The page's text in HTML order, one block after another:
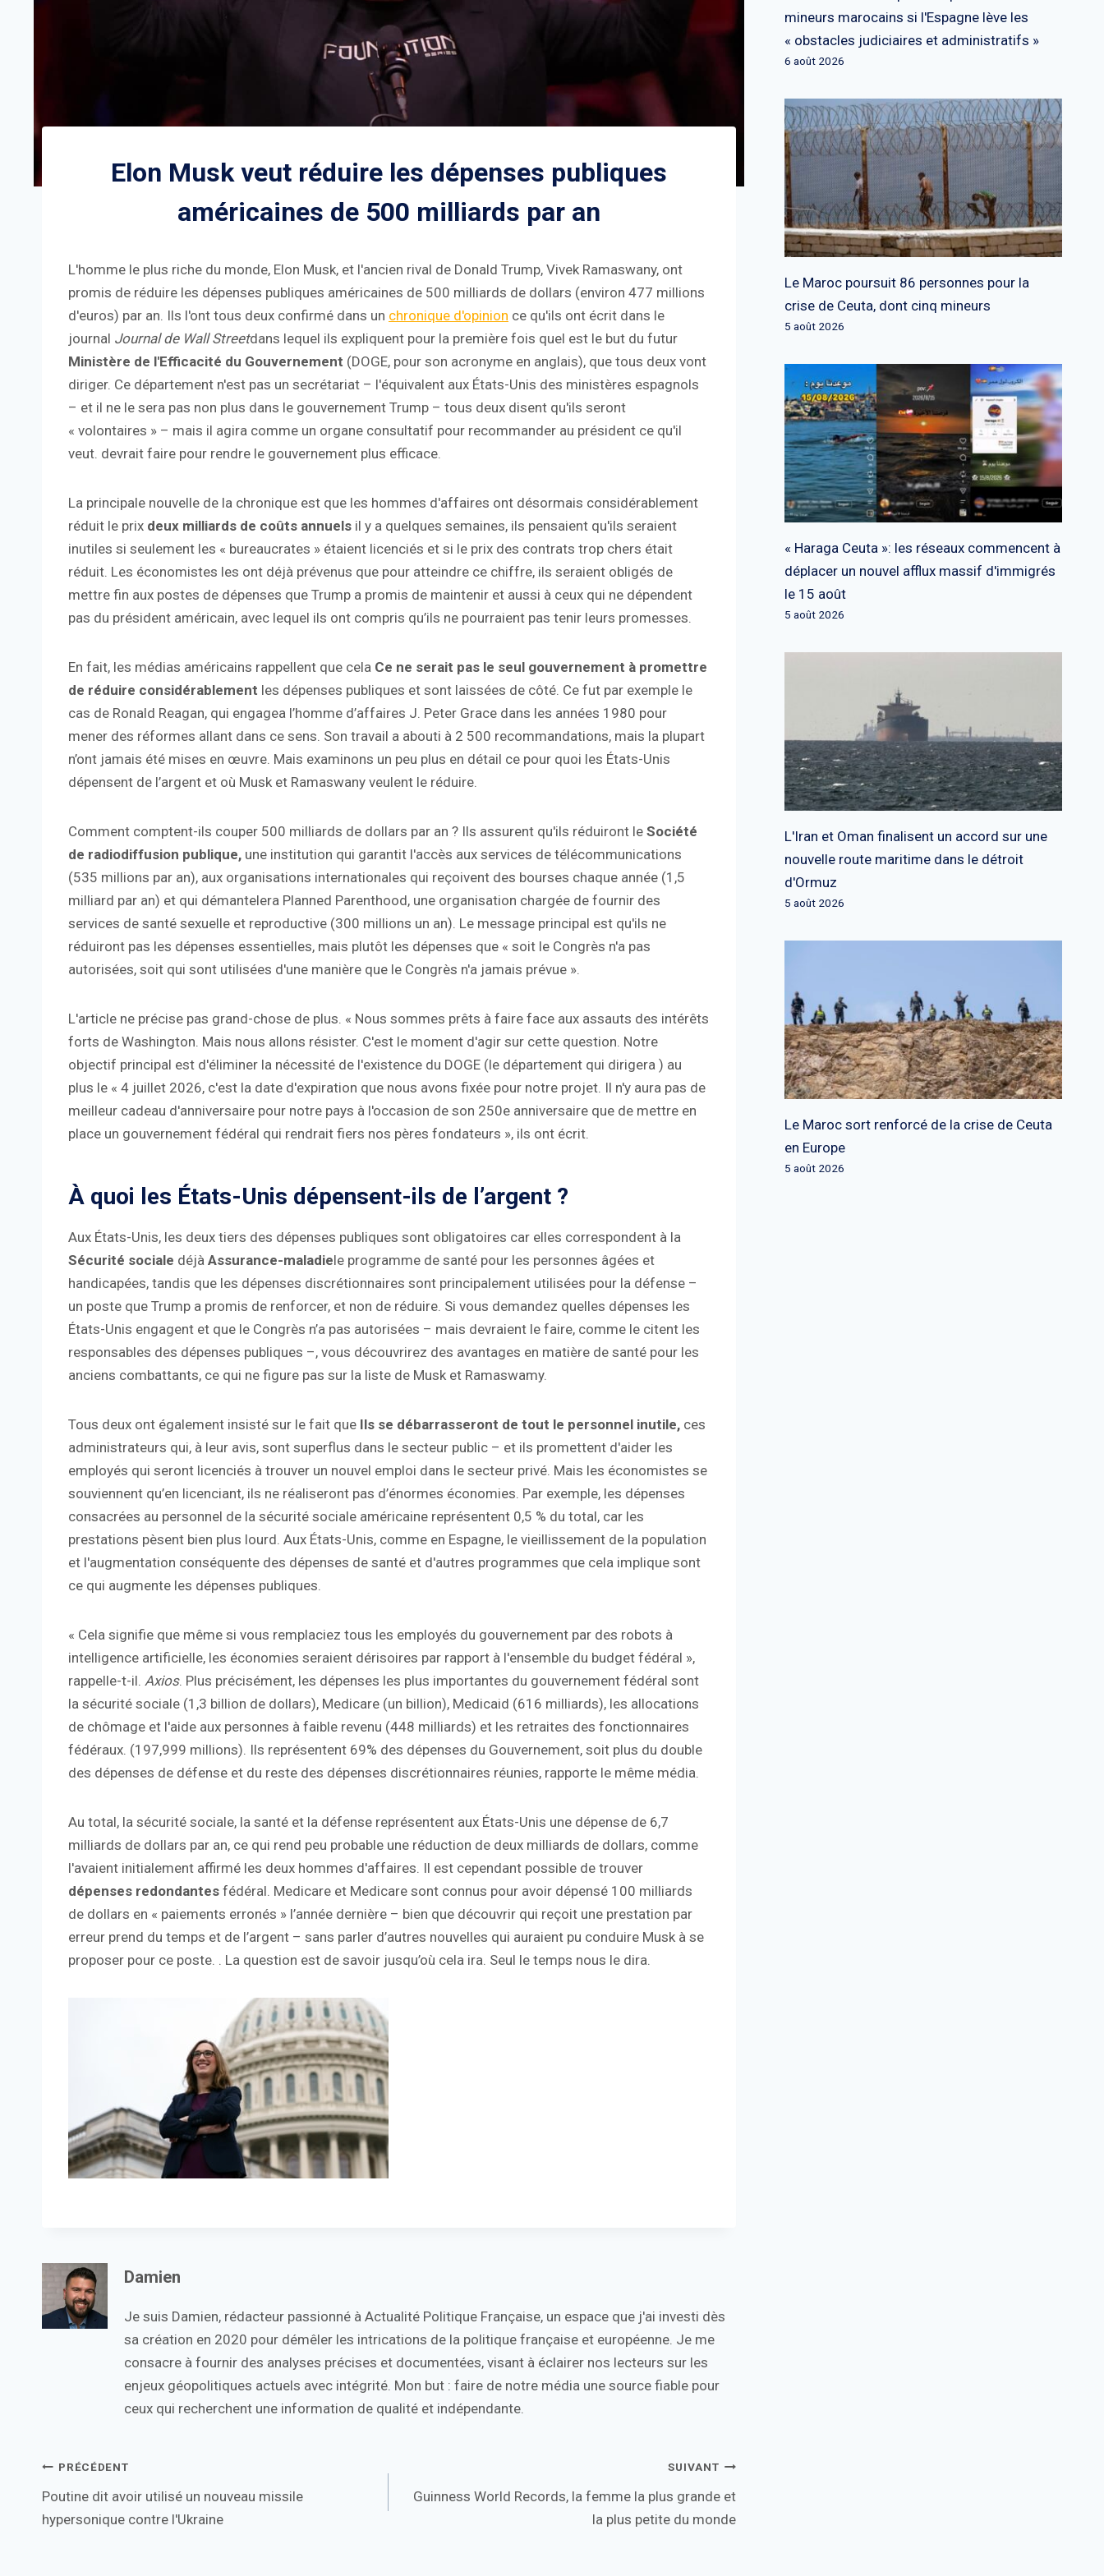
Elon Musk veut réduire les dépenses publiques
américaines de 500 milliards par an
L'homme le plus riche du monde, Elon Musk, et l'ancien rival de Donald Trump, Vivek Ramaswany, ont
promis de réduire les dépenses publiques américaines de 500 milliards de dollars (environ 477 millions
d'euros) par an. Ils l'ont tous deux confirmé dans un chronique d'opinion ce qu'ils ont écrit dans le
journal Journal de Wall Streetdans lequel ils expliquent pour la première fois quel est le but du futur
Ministère de l'Efficacité du Gouvernement (DOGE, pour son acronyme en anglais), que tous deux vont
diriger. Ce département n'est pas un secrétariat – l'équivalent aux États-Unis des ministères espagnols
– et il ne le sera pas non plus dans le gouvernement Trump – tous deux disent qu'ils seront
« volontaires » – mais il agira comme un organe consultatif pour recommander au président ce qu'il
veut. devrait faire pour rendre le gouvernement plus efficace.
La principale nouvelle de la chronique est que les hommes d'affaires ont désormais considérablement
réduit le prix deux milliards de coûts annuels il y a quelques semaines, ils pensaient qu'ils seraient
inutiles si seulement les « bureaucrates » étaient licenciés et si le prix des contrats trop chers était
réduit. Les économistes les ont déjà prévenus que pour atteindre ce chiffre, ils seraient obligés de
mettre fin aux postes de dépenses que Trump a promis de maintenir et aussi à ceux qui ne dépendent
pas du président américain, avec lequel ils ont compris qu’ils ne pourraient pas tenir leurs promesses.
En fait, les médias américains rappellent que cela Ce ne serait pas le seul gouvernement à promettre
de réduire considérablement les dépenses publiques et sont laissées de côté. Ce fut par exemple le
cas de Ronald Reagan, qui engagea l’homme d’affaires J. Peter Grace dans les années 1980 pour
mener des réformes allant dans ce sens. Son travail a abouti à 2 500 recommandations, mais la plupart
n’ont jamais été mises en œuvre. Mais examinons un peu plus en détail ce pour quoi les États-Unis
dépensent de l’argent et où Musk et Ramaswany veulent le réduire.
Comment comptent-ils couper 500 milliards de dollars par an ? Ils assurent qu'ils réduiront le Société
de radiodiffusion publique, une institution qui garantit l'accès aux services de télécommunications
(535 millions par an), aux organisations internationales qui reçoivent des bourses chaque année (1,5
milliard par an) et qui démantelera Planned Parenthood, une organisation chargée de fournir des
services de santé sexuelle et reproductive (300 millions un an). Le message principal est qu'ils ne
réduiront pas les dépenses essentielles, mais plutôt les dépenses que « soit le Congrès n'a pas
autorisées, soit qui sont utilisées d'une manière que le Congrès n'a jamais prévue ».
L'article ne précise pas grand-chose de plus. « Nous sommes prêts à faire face aux assauts des intérêts
forts de Washington. Mais nous allons résister. C'est le moment d'agir sur cette question. Notre
objectif principal est d'éliminer la nécessité de l'existence du DOGE (le département qui dirigera ) au
plus le « 4 juillet 2026, c'est la date d'expiration que nous avons fixée pour notre projet. Il n'y aura pas de
meilleur cadeau d'anniversaire pour notre pays à l'occasion de son 250e anniversaire que de mettre en
place un gouvernement fédéral qui rendrait fiers nos pères fondateurs », ils ont écrit.
À quoi les États-Unis dépensent-ils de l’argent ?
Aux États-Unis, les deux tiers des dépenses publiques sont obligatoires car elles correspondent à la
Sécurité sociale déjà Assurance-maladiele programme de santé pour les personnes âgées et
handicapées, tandis que les dépenses discrétionnaires sont principalement utilisées pour la défense –
un poste que Trump a promis de renforcer, et non de réduire. Si vous demandez quelles dépenses les
États-Unis engagent et que le Congrès n’a pas autorisées – mais devraient le faire, comme le citent les
responsables des dépenses publiques –, vous découvrirez des avantages en matière de santé pour les
anciens combattants, ce qui ne figure pas sur la liste de Musk et Ramaswamy.
Tous deux ont également insisté sur le fait que Ils se débarrasseront de tout le personnel inutile, ces
administrateurs qui, à leur avis, sont superflus dans le secteur public – et ils promettent d'aider les
employés qui seront licenciés à trouver un nouvel emploi dans le secteur privé. Mais les économistes se
souviennent qu’en licenciant, ils ne réaliseront pas d’énormes économies. Par exemple, les dépenses
consacrées au personnel de la sécurité sociale américaine représentent 0,5 % du total, car les
prestations pèsent bien plus lourd. Aux États-Unis, comme en Espagne, le vieillissement de la population
et l'augmentation conséquente des dépenses de santé et d'autres programmes que cela implique sont
ce qui augmente les dépenses publiques.
« Cela signifie que même si vous remplaciez tous les employés du gouvernement par des robots à
intelligence artificielle, les économies seraient dérisoires par rapport à l'ensemble du budget fédéral »,
rappelle-t-il. Axios. Plus précisément, les dépenses les plus importantes du gouvernement fédéral sont
la sécurité sociale (1,3 billion de dollars), Medicare (un billion), Medicaid (616 milliards), les allocations
de chômage et l'aide aux personnes à faible revenu (448 milliards) et les retraites des fonctionnaires
fédéraux. (197,999 millions). Ils représentent 69% des dépenses du Gouvernement, soit plus du double
des dépenses de défense et du reste des dépenses discrétionnaires réunies, rapporte le même média.
Au total, la sécurité sociale, la santé et la défense représentent aux États-Unis une dépense de 6,7
milliards de dollars par an, ce qui rend peu probable une réduction de deux milliards de dollars, comme
l'avaient initialement affirmé les deux hommes d'affaires. Il est cependant possible de trouver
dépenses redondantes fédéral. Medicare et Medicare sont connus pour avoir dépensé 100 milliards
de dollars en « paiements erronés » l’année dernière – bien que découvrir qui reçoit une prestation par
erreur prend du temps et de l’argent – ​​sans parler d’autres nouvelles qui auraient pu conduire Musk à se
proposer pour ce poste. . La question est de savoir jusqu’où cela ira. Seul le temps nous le dira.
Damien
Je suis Damien, rédacteur passionné à Actualité Politique Française, un espace que j'ai investi dès
sa création en 2020 pour démêler les intrications de la politique française et européenne. Je me
consacre à fournir des analyses précises et documentées, visant à éclairer nos lecteurs sur les
enjeux géopolitiques actuels avec intégrité. Mon but : faire de notre média une source fiable pour
ceux qui recherchent une information de qualité et indépendante.
Navigation
de
PRÉCÉDENT
Poutine dit avoir utilisé un nouveau missile
hypersonique contre l'Ukraine
SUIVANT
Guinness World Records, la femme la plus grande et
la plus petite du monde
mineurs marocains si l'Espagne lève les
« obstacles judiciaires et administratifs »
6 août 2026
Le Maroc poursuit 86 personnes pour la
crise de Ceuta, dont cinq mineurs
5 août 2026
« Haraga Ceuta »: les réseaux commencent à
déplacer un nouvel afflux massif d'immigrés
le 15 août
5 août 2026
L'Iran et Oman finalisent un accord sur une
nouvelle route maritime dans le détroit
d'Ormuz
5 août 2026
Le Maroc sort renforcé de la crise de Ceuta
en Europe
5 août 2026